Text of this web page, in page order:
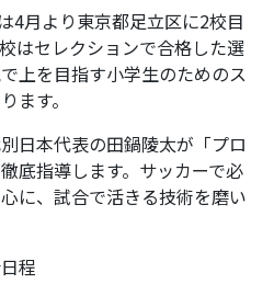
4月より東京都足立区に2校目
はセレクションで合格した選
上を目指す小学生のためのス
ます。
日本代表の田鍋陵太が「プロ
底指導します。サッカーで必
に、試合で活きる技術を磨い
程